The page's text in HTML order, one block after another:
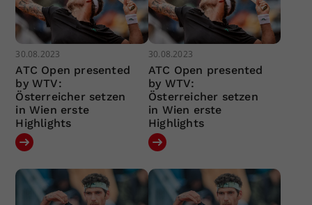
30.08.2023
ATC Open presented
by WTV:
Österreicher setzen
in Wien erste
Highlights
30.08.2023
ATC Open presented
by WTV:
Österreicher setzen
in Wien erste
Highlights